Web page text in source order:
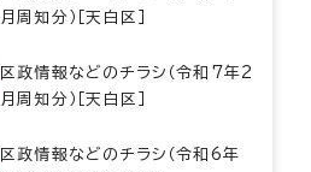
月周知分）［天白区］
区政情報などのチラシ（令和7年2
月周知分）［天白区］
区政情報などのチラシ（令和6年